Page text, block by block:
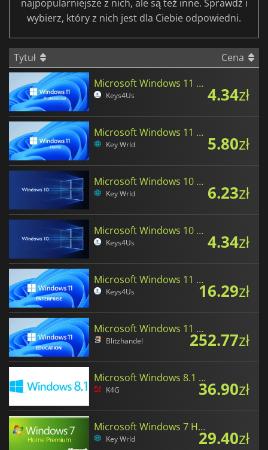
najpopularniejsze z nich, ale są też inne. Sprawdź i
wybierz, który z nich jest dla Ciebie odpowiedni.
Tytuł
Cena
Microsoft Windows 11 Professional
Keys4Us 4.34zł
Microsoft Windows 11 Home
Key Wrld 5.80zł
Microsoft Windows 10 Home
Key Wrld 6.23zł
Microsoft Windows 10 Professional
Keys4Us 4.34zł
Microsoft Windows 11 Enterprise
Keys4Us 16.29zł
Microsoft Windows 11 Education
Blitzhandel 252.77zł
Microsoft Windows 8.1 Professional
K4G 36.90zł
Microsoft Windows 7 Home Premium
Key Wrld 29.40zł